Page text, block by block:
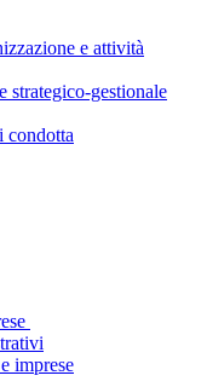
e attività
strategico-gestionale
condotta
imprese